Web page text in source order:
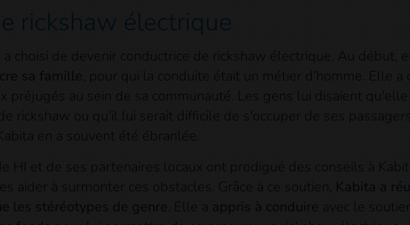
rickshaw électrique
choisi de devenir conductrice de rickshaw électrique. Au début,
sa famille, pour qui la conduite était un métier d’homme. Elle a
préjugés au sein de sa communauté. Les gens lui disaient
rickshaw ou qu'il lui serait difficile de s'occuper de ses
en a souvent été ébranlée.
HI et de ses partenaires locaux ont prodigué des conseils à
aider à surmonter ces obstacles. Grâce à ce soutien, Kabita a
les stéréotypes de genre. Elle a appris à conduire avec le